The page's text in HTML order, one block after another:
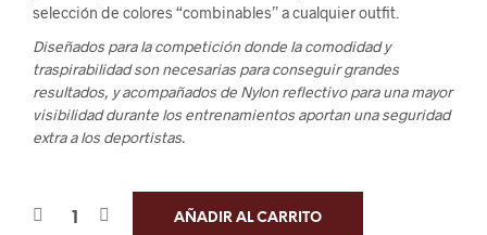
selección de colores “combinables” a cualquier outfit.
Diseñados para la competición donde la comodidad y
traspirabilidad son necesarias para conseguir grandes
resultados, y acompañados de Nylon reflectivo para una mayor
visibilidad durante los entrenamientos aportan una seguridad
extra a los deportistas.
AÑADIR AL CARRITO